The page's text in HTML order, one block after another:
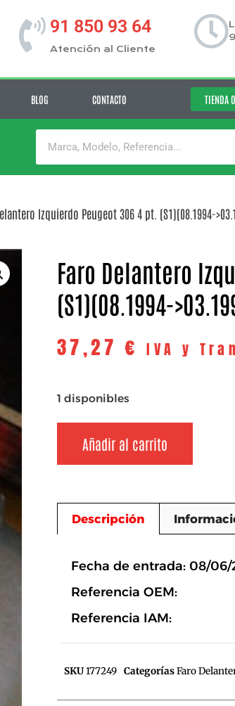
91 850 93 64
Atención al Cliente
BLOG CONTACTO TIENDA
Izquierdo Peugeot 306 4 pt. (S1)(08.1994-
Faro Delantero
(S1)(08.1994-
37,27€ IVA y
1 disponibles
Añadir al carrito
Descripción
Fecha de entrada: 08/06/
Referencia OEM:
Referencia IAM:
SKU177249 CategoríasFaro